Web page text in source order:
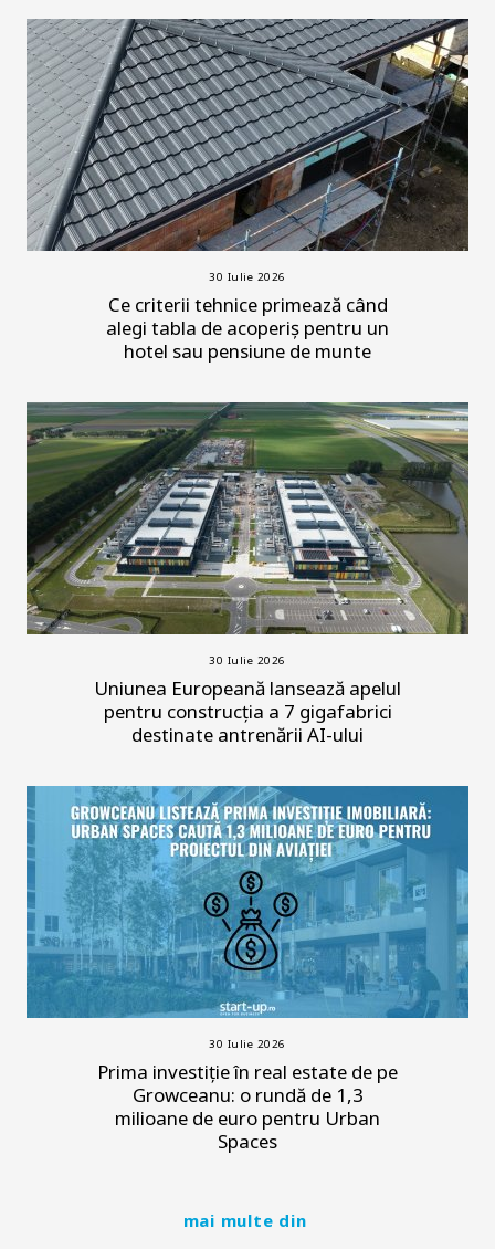
30 Iulie 2026
Ce criterii tehnice primează când
alegi tabla de acoperiș pentru un
hotel sau pensiune de munte
30 Iulie 2026
Uniunea Europeană lansează apelul
pentru construcția a 7 gigafabrici
destinate antrenării AI-ului
30 Iulie 2026
Prima investiție în real estate de pe
Growceanu: o rundă de 1,3
milioane de euro pentru Urban
Spaces
mai multe din